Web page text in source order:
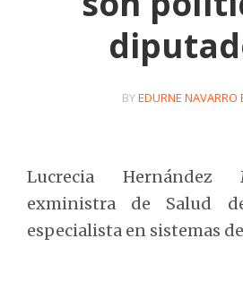
BYEDURNE NAVARRO
Lucrecia Hernández
exministra de Salud
especialista en sistemas